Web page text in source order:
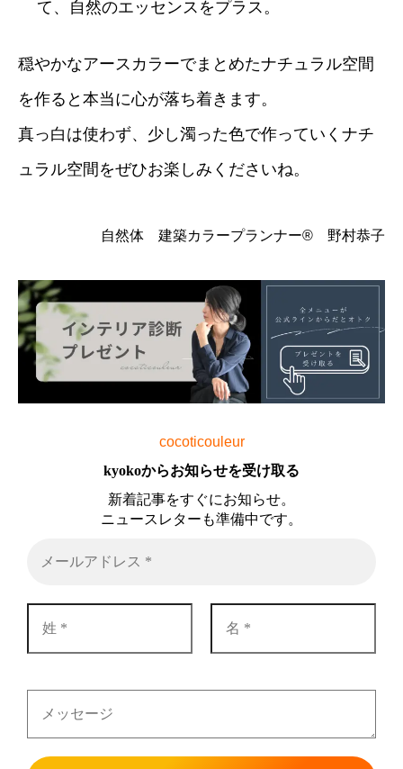
て、自然のエッセンスをプラス。
穏やかなアースカラーでまとめたナチュラル空間
を作ると本当に心が落ち着きます。
真っ白は使わず、少し濁った色で作っていくナチ
ュラル空間をぜひお楽しみくださいね。
自然体 建築カラープランナー® 野村恭子
cocoticouleur
kyokoからお知らせを受け取る
新着記事をすぐにお知らせ。
ニュースレターも準備中です。